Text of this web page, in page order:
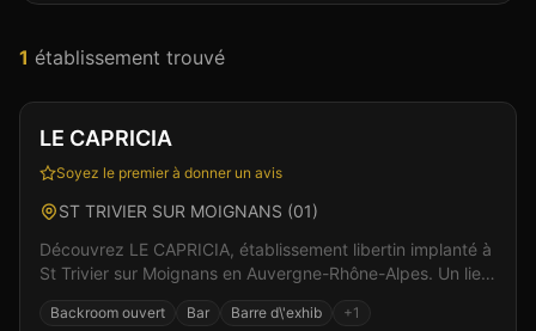
1 établissement trouvé
LE CAPRICIA
Soyez le premier à donner un avis
ST TRIVIER SUR MOIGNANS (01)
Découvrez LE CAPRICIA, établissement libertin implanté à
St Trivier sur Moignans en Auvergne-Rhône-Alpes. Un lieu
Backroom ouvert Bar Barre d\'exhib +1